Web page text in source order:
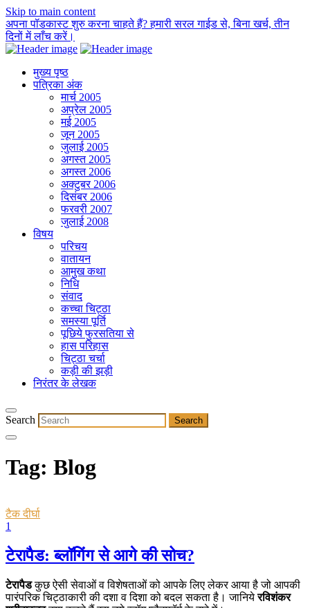
Skip to main content
अपना पॉडकास्ट शुरु करना चाहते हैं? हमारी सरल गाईड से, बिना खर्च, तीन
दिनों में लाँच करें।
मुख्य पृष्ठ
पत्रिका अंक
मार्च 2005
अप्रेल 2005
मई 2005
जून 2005
जुलाई 2005
अगस्त 2005
अगस्त 2006
अक्टुबर 2006
दिसंबर 2006
फरवरी 2007
जुलाई 2008
विषय
परिचय
वातायन
आमुख कथा
निधि
संवाद
कच्चा चिट्ठा
समस्या पूर्ति
पूछिये फुरसतिया से
हास परिहास
चिट्ठा चर्चा
कड़ी की झड़ी
निरंतर के लेखक
Search
Tag: Blog
टैक दीर्घा
1
टेरापैड: ब्लॉगिंग से आगे की सोच?
टेरापैडकुछ ऐसी सेवाओं व विशेषताओं को आपके लिए लेकर आया है जो आपकी
पारंपरिक चिट्ठाकारी की दशा व दिशा को बदल सकता है। जानियेरविशंकर